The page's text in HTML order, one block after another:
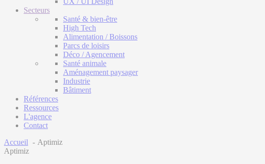
Secteurs
Santé & bien-être
High Tech
Alimentation / Boissons
Parcs de loisirs
Déco / Agencement
Santé animale
Aménagement paysager
Industrie
Bâtiment
Références
Ressources
L'agence
Contact
Accueil
Aptimiz
Aptimiz